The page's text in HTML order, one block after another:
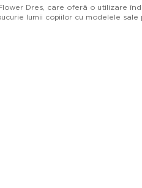
Dres, care oferă o utilizare
lumii copiilor cu modelele sale